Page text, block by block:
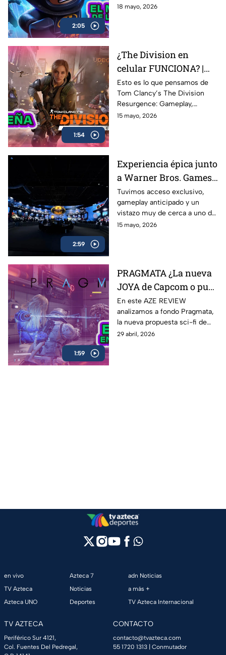
2:05
aventura llena de acción,
18 mayo, 2026
1:54
¿The Division en
celular FUNCIONA? |
Probamos Tom
Clancy's The Division
Resurgence AZE
Review
Esto es lo que pensamos de
Tom Clancy’s The Division
Resurgence: Gameplay,
gráficos, combate, mundo
15 mayo, 2026
2:59
Experiencia épica junto
a Warner Bros. Games
antes del estreno de
LEGO Batman: El
Legado del Caballero de
la Noche
Tuvimos acceso exclusivo,
gameplay anticipado y un
vistazo muy de cerca a uno de
los lanzamientos más
15 mayo, 2026
1:59
PRAGMATA ¿La nueva
JOYA de Capcom o pura
expectativa? | AZE
Review
En este AZE REVIEW
analizamos a fondo Pragmata,
la nueva propuesta sci-fi de
Capcom que ha generado
29 abril, 2026
en vivo
TV Azteca
Azteca UNO
Azteca 7
Noticias
Deportes
adn Noticias
a más +
TV Azteca Internacional
TV AZTECA
Periférico Sur 4121,
Col. Fuentes Del Pedregal,
CONTACTO
contacto@tvazteca.com
55 1720 1313 | Conmutador